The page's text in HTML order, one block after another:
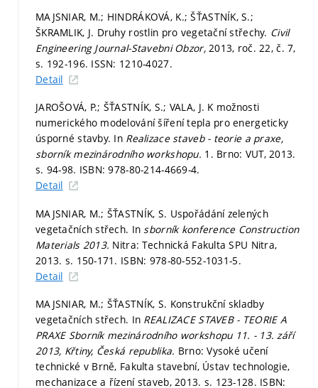
MAJSNIAR, M.; HINDRÁKOVÁ, K.; ŠŤASTNÍK, S.;
ŠKRAMLIK, J. Druhy rostlin pro vegetační střechy. Civil
Engineering Journal-Stavebni Obzor,2013, roč. 22, č. 7,
s. 192-196. ISSN: 1210-4027.
Detail
JAROŠOVÁ, P.; ŠŤASTNÍK, S.; VALA, J. K možnosti
numerického modelování šíření tepla pro energeticky
úsporné stavby. In Realizace staveb - teorie a praxe,
sborník mezinárodního workshopu. 1. Brno: VUT, 2013.
s. 94-98. ISBN: 978-80-214-4669-4.
Detail
MAJSNIAR, M.; ŠŤASTNÍK, S. Uspořádání zelených
vegetačních střech. In sborník konference Construction
Materials 2013. Nitra: Technická Fakulta SPU Nitra,
2013. s. 150-171. ISBN: 978-80-552-1031-5.
Detail
MAJSNIAR, M.; ŠŤASTNÍK, S. Konstrukční skladby
vegetačních střech. In REALIZACE STAVEB - TEORIE A
PRAXE Sborník mezinárodního workshopu 11. - 13. září
2013, Křtiny, Česká republika. Brno: Vysoké učení
technické v Brně, Fakulta stavební, Ústav technologie,
mechanizace a řízení staveb, 2013. s. 123-128. ISBN: